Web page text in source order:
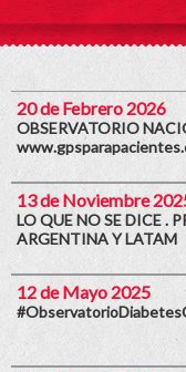
20 de Febrero 2026
OBSERVATORIO
13 de Noviembre
LO QUE NO SE DICE .
ARGENTINA Y LATAM
12 de Mayo 2025